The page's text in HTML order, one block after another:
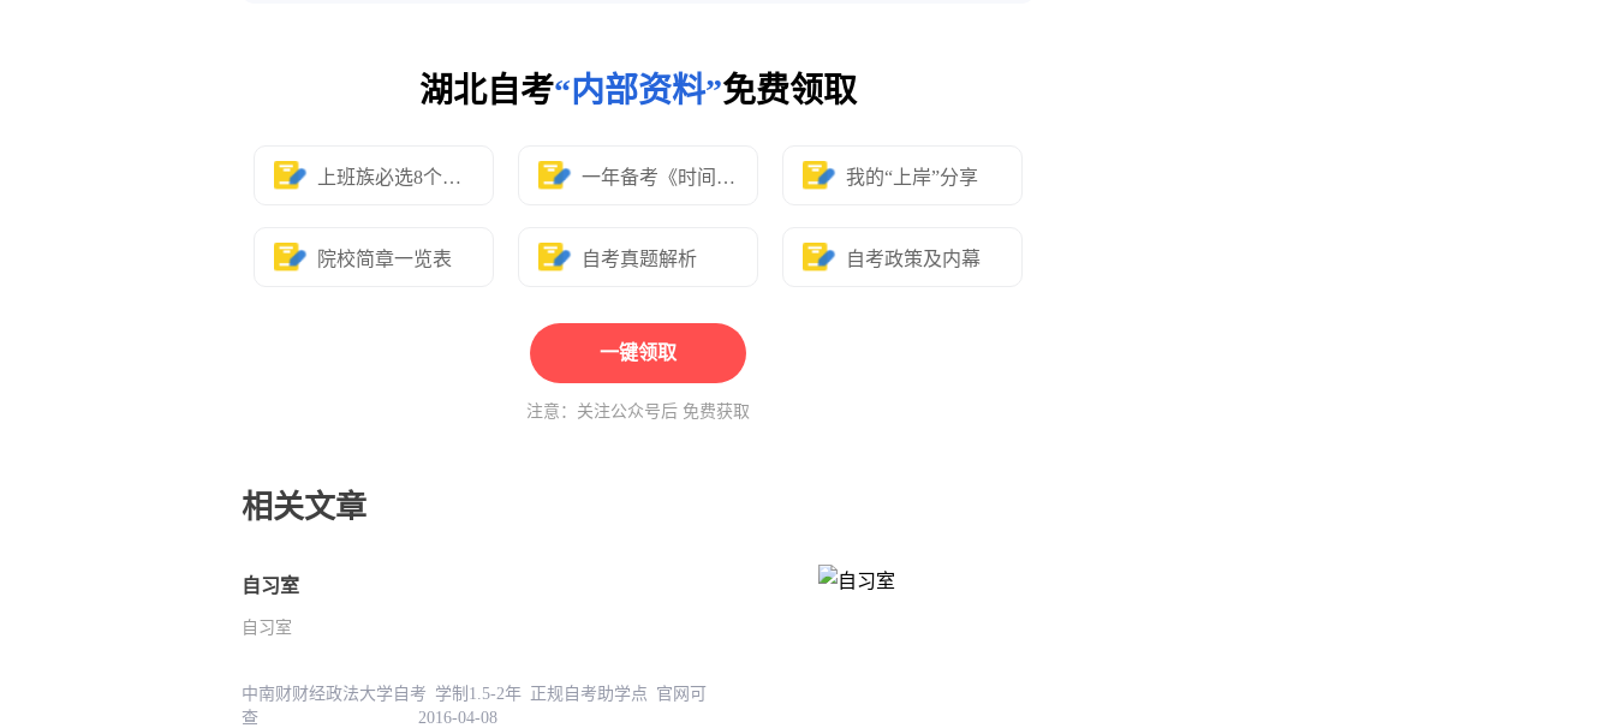
湖北自考“内部资料”免费领取
上班族必选8个专业 一年备考《时间表》 我的“上岸”分享
院校简章一览表 自考真题解析 自考政策及内幕
一键领取
注意：关注公众号后 免费获取
相关文章
自习室
自习室
中南财财经政法大学自考 学制1.5-2年 正规自考助学点 官网可
查 2016-04-08